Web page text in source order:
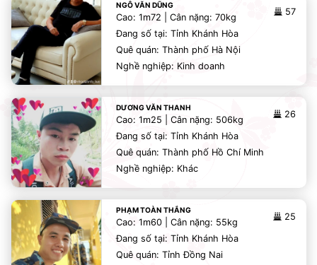
NGÔ VĂN DŨNG
57
Cao: 1m72 | Cân nặng: 70kg
Đang số tại: Tỉnh Khánh Hòa
Quê quán: Thành phố Hà Nội
Nghề nghiệp: Kinh doanh
DƯƠNG VĂN THANH
26
Cao: 1m25 | Cân nặng: 506kg
Đang số tại: Tỉnh Khánh Hòa
Quê quán: Thành phố Hồ Chí Minh
Nghề nghiệp: Khác
PHẠM TOÀN THẮNG
25
Cao: 1m60 | Cân nặng: 55kg
Đang số tại: Tỉnh Khánh Hòa
Quê quán: Tỉnh Đồng Nai